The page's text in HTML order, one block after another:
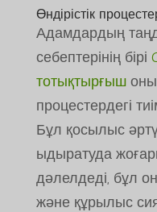
Өндірістік
Адамдардың
себептерінің бірі
тотықтырғыш
процестердегі
Бұл қосылыс
ыдыратуда
дәлелдеді, бұл
және құрылыс